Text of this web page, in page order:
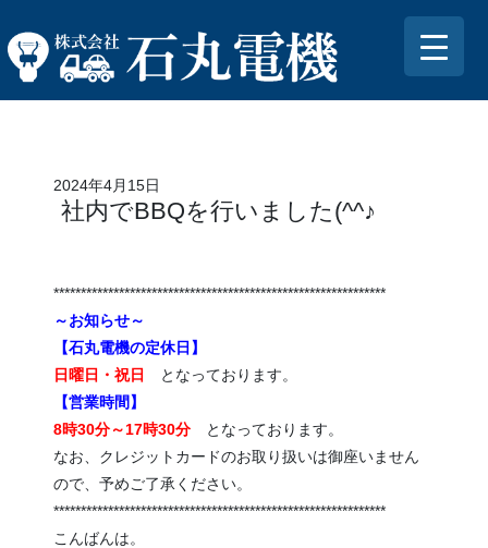
2024年4月15日
社内でBBQを行いました(^^♪
*************************************************************
～お知らせ～
【石丸電機の定休日】
日曜日・祝日
となっております。
【営業時間】
8時30分～17時30分 となっております。
なお、クレジットカードのお取り扱いは御座いません
ので、予めご了承ください。
*************************************************************
こんばんは。